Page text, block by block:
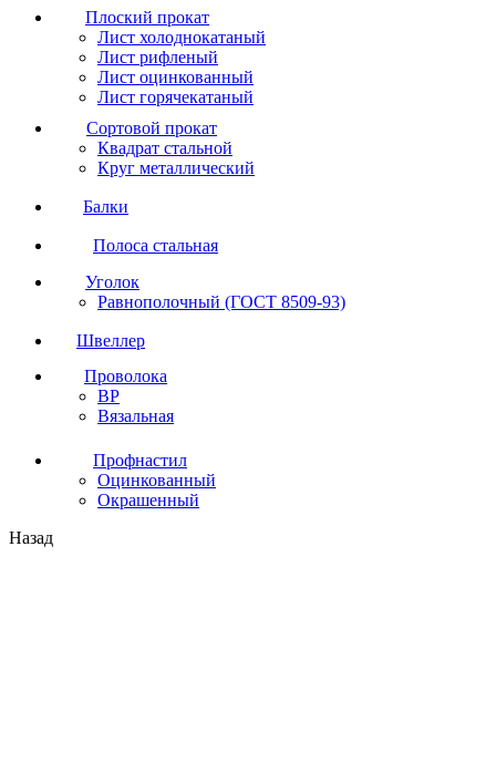
Плоский прокат
Лист холоднокатаный
Лист рифленый
Лист оцинкованный
Лист горячекатаный
Сортовой прокат
Квадрат стальной
Круг металлический
Балки
Полоса стальная
Уголок
Равнополочный (ГОСТ 8509-93)
Швеллер
Проволока
ВР
Вязальная
Профнастил
Оцинкованный
Окрашенный
Назад